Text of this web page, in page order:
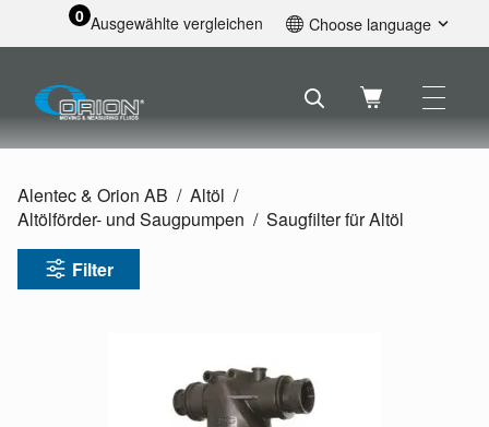
0 Ausgewählte vergleichen Choose language
Svenska
Nederlands
Alentec & Orion AB
Altöl
Altölförder- und Saugpumpen
Saugfilter für Altöl
Filter